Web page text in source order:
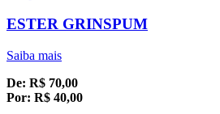
ESTER GRINSPUM
Saiba mais
De: R$ 70,00
Por: R$ 40,00